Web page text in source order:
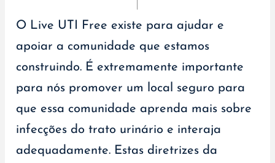
O Live UTI Free existe para ajudar e
apoiar a comunidade que estamos
construindo. É extremamente importante
para nós promover um local seguro para
que essa comunidade aprenda mais sobre
infecções do trato urinário e interaja
adequadamente. Estas diretrizes da